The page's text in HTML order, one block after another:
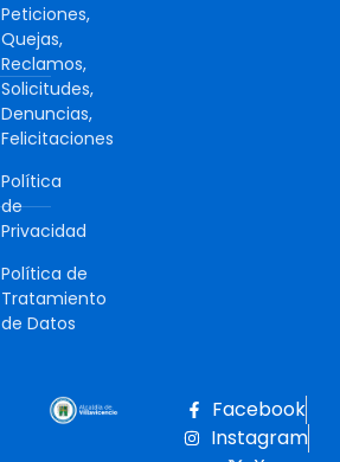
Peticiones,
Quejas,
Reclamos,
Solicitudes,
Denuncias,
Felicitaciones
Política
de
Privacidad
Política de
Tratamiento
de Datos
Facebook
Instagram